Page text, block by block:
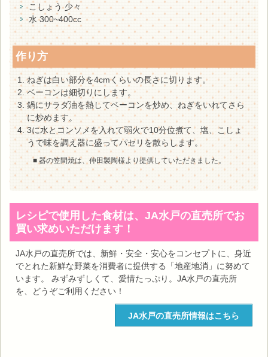
こしょう 少々
水 300~400cc
作り方
ねぎは白い部分を4cmくらいの長さに切ります。
ベーコンは細切りにします。
鍋にサラダ油を熱してベーコンを炒め、ねぎをいれてさら
に炒めます。
3に水とコンソメを入れて弱火で10分位煮て、塩、こしょ
うで味を調え器に盛ってパセリを散らします。
■ 器の笠間焼は、仲田製陶様より提供していただきました。
レシピで使用した食材は、JA水戸の直売所でお
買い求めいただけます！
JA水戸の直売所では、新鮮・安全・安心をコンセプトに、身近
でとれた新鮮な野菜を消費者に提供する「地産地消」に努めて
います。 みずみずしくて、愛情たっぷり。JA水戸の直売所
を、どうぞご利用ください！
JA水戸の直売所情報はこちら